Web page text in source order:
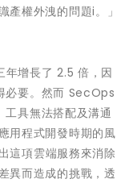
產權外洩的問題i。」
年增長了 2.5 倍，因
必要。然而 SecOps
具無法搭配及溝通
用程式開發時期的風
這項雲端服務來消除
異而造成的挑戰，透